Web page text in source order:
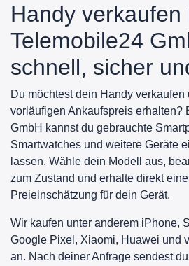
Handy verkaufen
Telemobile24
schnell, sicher
Du möchtest dein Handy verkaufen
vorläufigen Ankaufspreis erhalten?
GmbH kannst du gebrauchte
Smartwatches und weitere Geräte
lassen. Wähle dein Modell aus,
zum Zustand und erhalte direkt
Preieinschätzung für dein Gerät.
Wir kaufen unter anderem iPhone,
Google Pixel, Xiaomi, Huawei und
an. Nach deiner Anfrage sendest